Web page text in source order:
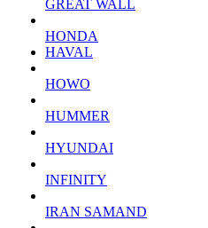
GREAT WALL
HONDA
HAVAL
HOWO
HUMMER
HYUNDAI
INFINITY
IRAN SAMAND